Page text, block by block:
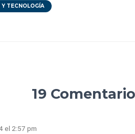
TECNOLOGÍA
19
el 2:57 pm